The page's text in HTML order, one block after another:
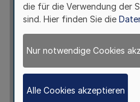
die für die Verwendung der
sind. Hier finden Sie die
Nur notwendige Cookies
Alle Cookies akzeptieren